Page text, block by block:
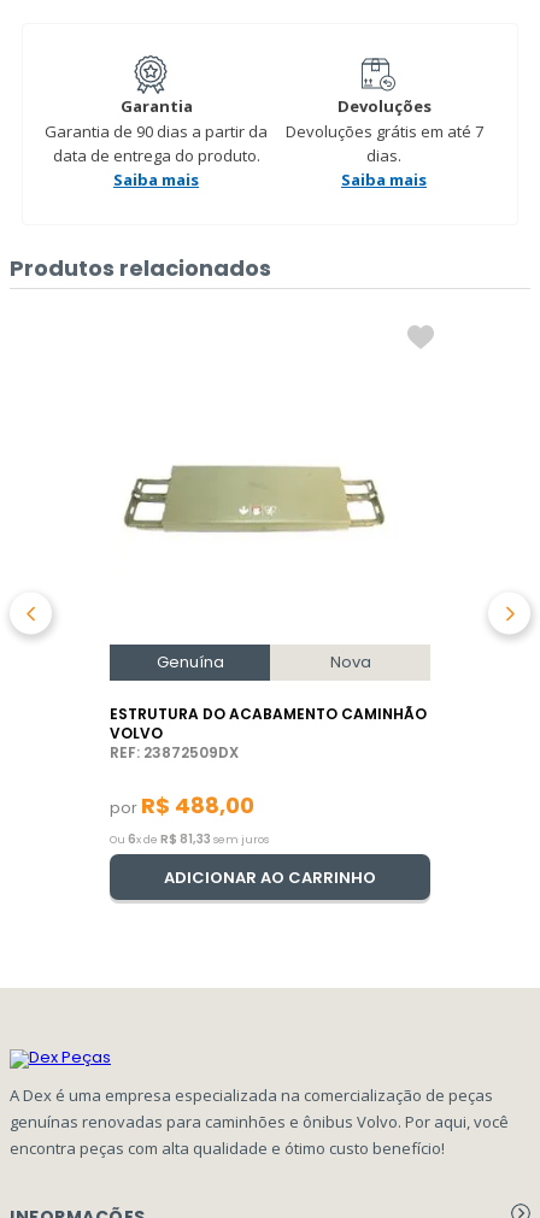
Garantia
Garantia de 90 dias a partir da
data de entrega do produto.
Saiba mais
Devoluções
Devoluções grátis em até 7
dias.
Saiba mais
Produtos relacionados
Genuína Nova
ESTRUTURA DO ACABAMENTO CAMINHÃO
VOLVO
REF: 23872509DX
por R$ 488,00
Ou 6x de R$ 81,33 sem juros
ADICIONAR AO CARRINHO
A Dex é uma empresa especializada na comercialização de peças
genuínas renovadas para caminhões e ônibus Volvo. Por aqui, você
encontra peças com alta qualidade e ótimo custo benefício!